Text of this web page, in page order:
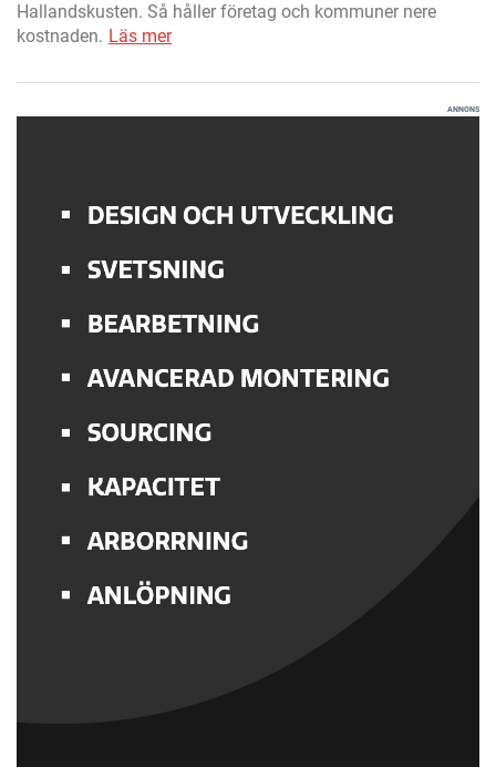
Hallandskusten. Så håller företag och kommuner nere
kostnaden. Läs mer
ANNONS